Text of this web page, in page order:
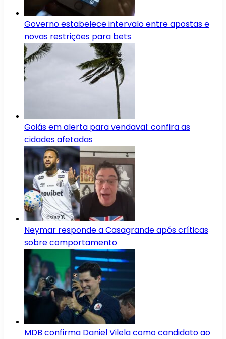
Governo estabelece intervalo entre apostas e
novas restrições para bets
Goiás em alerta para vendaval: confira as
cidades afetadas
Neymar responde a Casagrande após críticas
sobre comportamento
MDB confirma Daniel Vilela como candidato ao